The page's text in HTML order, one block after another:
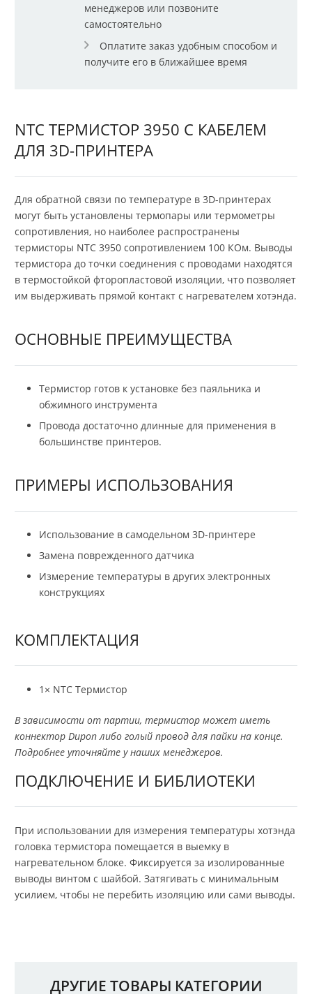
менеджеров или позвоните
самостоятельно
Оплатите заказ удобным способом и
получите его в ближайшее время
NTC ТЕРМИСТОР 3950 С КАБЕЛЕМ
ДЛЯ 3D-ПРИНТЕРА
Для обратной связи по температуре в 3D-принтерах
могут быть установлены термопары или термометры
сопротивления, но наиболее распространены
термисторы NTC 3950 сопротивлением 100 КОм. Выводы
термистора до точки соединения с проводами находятся
в термостойкой фторопластовой изоляции, что позволяет
им выдерживать прямой контакт с нагревателем хотэнда.
ОСНОВНЫЕ ПРЕИМУЩЕСТВА
Термистор готов к установке без паяльника и
обжимного инструмента
Провода достаточно длинные для применения в
большинстве принтеров.
ПРИМЕРЫ ИСПОЛЬЗОВАНИЯ
Использование в самодельном 3D-принтере
Замена поврежденного датчика
Измерение температуры в других электронных
конструкциях
КОМПЛЕКТАЦИЯ
1× NTC Термистор
В зависимости от партии, термистор может иметь
коннектор Dupon либо голый провод для пайки на конце.
Подробнее уточняйте у наших менеджеров.
ПОДКЛЮЧЕНИЕ И БИБЛИОТЕКИ
При использовании для измерения температуры хотэнда
головка термистора помещается в выемку в
нагревательном блоке. Фиксируется за изолированные
выводы винтом с шайбой. Затягивать с минимальным
усилием, чтобы не перебить изоляцию или сами выводы.
ДРУГИЕ ТОВАРЫ КАТЕГОРИИ